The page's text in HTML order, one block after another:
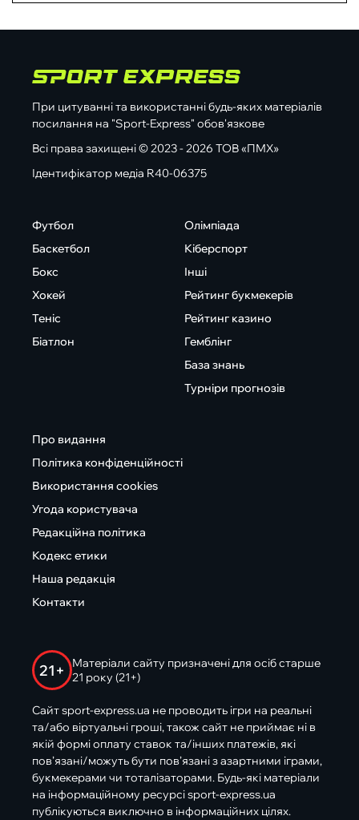
При цитуванні та використанні будь-яких матеріалів
посилання на "Sport-Express" обов'язкове
Всі права захищені © 2023 - 2026 ТОВ «ПМХ»
Ідентифікатор медіа R40-06375
Футбол
Баскетбол
Бокс
Хокей
Теніс
Біатлон
Олімпіада
Кіберспорт
Інші
Рейтинг букмекерів
Рейтинг казино
Гемблінг
База знань
Турніри прогнозів
Про видання
Політика конфіденційності
Використання cookies
Угода користувача
Редакційна політика
Кодекс етики
Наша редакція
Контакти
21+
Матеріали сайту призначені для осіб старше
21 року (21+)
Сайт sport-express.ua не проводить ігри на реальні
та/або віртуальні гроші, також сайт не приймає ні в
якій формі оплату ставок та/інших платежів, які
пов’язані/можуть бути пов’язані з азартними іграми,
букмекерами чи тоталізаторами. Будь-які матеріали
на інформаційному ресурсі sport-express.ua
публікуються виключно в інформаційних цілях.